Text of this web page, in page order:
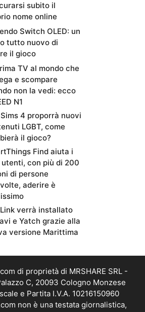
subito il
nome online
Switch OLED: un
tutto nuovo di
il gioco
TV al mondo che
e scompare
non la vedi: ecco
N1
4 proporrà nuovi
LGBT, come
il gioco?
Find aiuta i
utenti, con più di 200
di persone
aderire è
verrà installato
e Yatch grazie alla
versione Marittima
di proprietà di MRSHARE SRL -
C, 20093 Cologno Monzese
e Partita I.V.A. 10216150960
non è una testata giornalistica,